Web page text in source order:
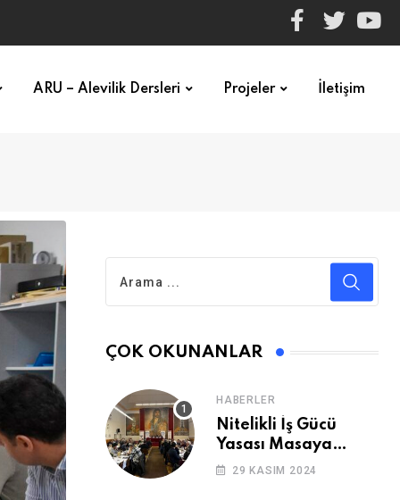
ARU – Alevilik Dersleri Projeler İletişim
ÇOK OKUNANLAR
HABERLER
Nitelikli İş Gücü
Yasası Masaya
Yatırıldı
29 KASIM 2024